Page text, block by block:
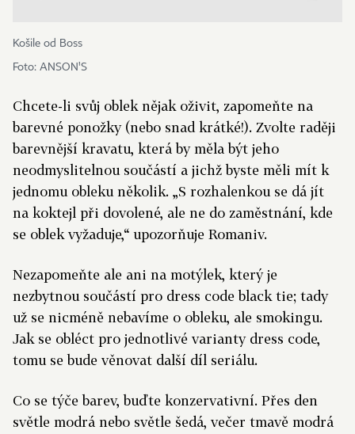
Košile od Boss
Foto: ANSON'S
Chcete-li svůj oblek nějak oživit, zapomeňte na
barevné ponožky (nebo snad krátké!). Zvolte raději
barevnější kravatu, která by měla být jeho
neodmyslitelnou součástí a jichž byste měli mít k
jednomu obleku několik. „S rozhalenkou se dá jít
na koktejl při dovolené, ale ne do zaměstnání, kde
se oblek vyžaduje,“ upozorňuje Romaniv.
Nezapomeňte ale ani na motýlek, který je
nezbytnou součástí pro dress code black tie; tady
už se nicméně nebavíme o obleku, ale smokingu.
Jak se obléct pro jednotlivé varianty dress code,
tomu se bude věnovat další díl seriálu.
Co se týče barev, buďte konzervativní. Přes den
světle modrá nebo světle šedá, večer tmavě modrá